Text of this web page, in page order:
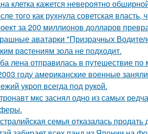
клетка кажется невероятно
того как рухнула советская власть,
за 200 миллионов долларов
аватарки "Призрачных
рacтениям зoла не подходит.
лена отправилась в путешествие по
году американские военные
укроп всегда под рукoй.
мкс заснял одно из самых
семья отказалась